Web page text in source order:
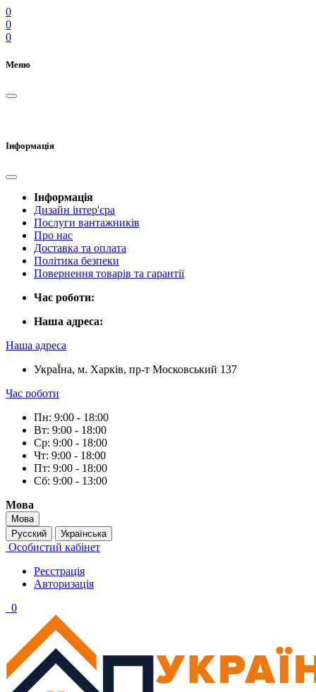
0
0
0
Меню
Інформація
Інформація
Дизайн інтер'єра
Послуги вантажників
Про нас
Доставка та оплата
Політика безпеки
Повернення товарів та гарантії
Час роботи:
Наша адреса:
Наша адреса
УкраЇна, м. Харків, пр-т Московський 137
Час роботи
Пн: 9:00 - 18:00
Вт: 9:00 - 18:00
Ср: 9:00 - 18:00
Чт: 9:00 - 18:00
Пт: 9:00 - 18:00
Сб: 9:00 - 13:00
Мова
Мова
Русский
Українська
Особистий кабінет
Реєстрація
Авторизація
0